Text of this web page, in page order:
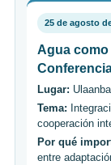
25 de agosto
Agua como
Lugar:
Tema:
cooperación
Por qué
entre